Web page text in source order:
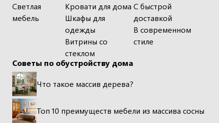
Светлая
мебель
Кровати для дома
Шкафы для
одежды
Витрины со
стеклом
С быстрой
доставкой
В современном
стиле
Советы по обустройству дома
Что такое массив дерева?
Топ 10 преимуществ мебели из массива сосны